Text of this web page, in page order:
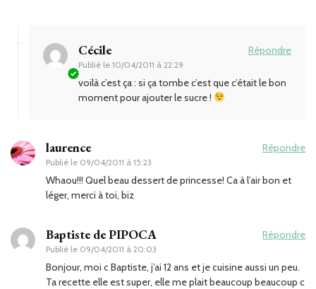
Cécile
Publié le 10/04/2011 à 22:29
Répondre
voilà c’est ça : si ça tombe c’est que c’était le bon
moment pour ajouter le sucre !
laurence
Publié le 09/04/2011 à 15:23
Répondre
Whaou!!! Quel beau dessert de princesse! Ca à l’air bon et
léger, merci à toi, biz
Baptiste de PIPOCA
Publié le 09/04/2011 à 20:03
Répondre
Bonjour, moi c Baptiste, j’ai 12 ans et je cuisine aussi un peu.
Ta recette elle est super, elle me plait beaucoup beaucoup c